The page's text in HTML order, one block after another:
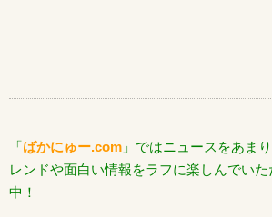
「ばかにゅー.com 」ではニュースをあま
レンドや面白い情報をラフに楽しんでい
中！